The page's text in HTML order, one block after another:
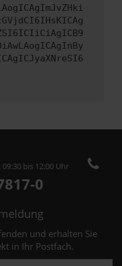
bis 12:00 Uhr
0
und erhalten Sie
in Ihr Postfach.